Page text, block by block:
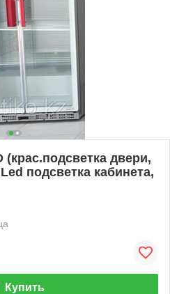
(крас.подсветка двери,
подсветка кабинета,
Купить